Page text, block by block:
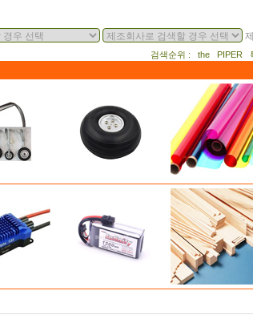
검색순위 : the